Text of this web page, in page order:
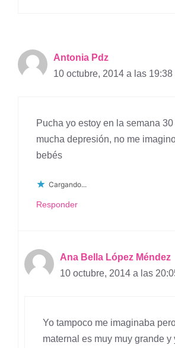
Antonia Pdz
10 octubre, 2014 a las 19:38
Pucha yo estoy en la semana
mucha depresión, no me
bebés
Cargando...
Responder
Ana Bella López Méndez
10 octubre, 2014 a las
Yo tampoco me imaginaba
maternal es muy muy grande y